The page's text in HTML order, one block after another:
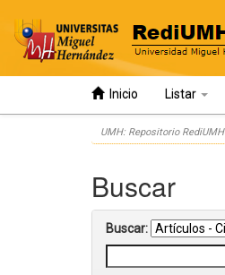
Inicio Listar
UMH: Repositorio RediUMH
Buscar
Buscar: